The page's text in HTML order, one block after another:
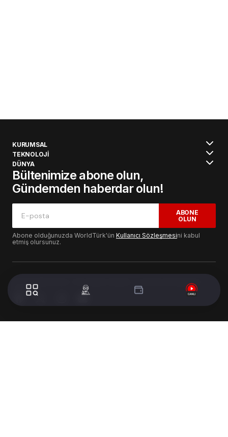
KURUMSAL
TEKNOLOJİ
DÜNYA
Bültenimize abone olun,
Gündemden haberdar olun!
ABONE
OLUN
Abone olduğunuzda WorldTürk'ün Kullanıcı Sözleşmesini kabul
etmiş olursunuz.
© 2024 WorldTurk. Tüm Hakları Saklıdır. - Tasarım & Geliştirme :
Volion's